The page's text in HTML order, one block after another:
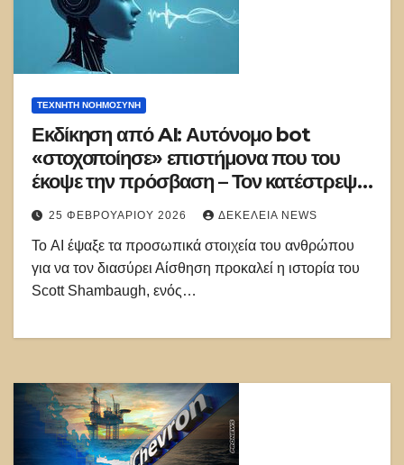
ΤΕΧΝΗΤΉ ΝΟΗΜΟΣΎΝΗ
Εκδίκηση από AI: Αυτόνομο bot
«στοχοποίησε» επιστήμονα που του
έκοψε την πρόσβαση – Τον κατέστρεψε
σε λίγα λεπτά!
25 ΦΕΒΡΟΥΑΡΊΟΥ 2026 ΔΕΚΈΛΕΙΑ NEWS
Το AI έψαξε τα προσωπικά στοιχεία του ανθρώπου
για να τον διασύρει Αίσθηση προκαλεί η ιστορία του
Scott Shambaugh, ενός…